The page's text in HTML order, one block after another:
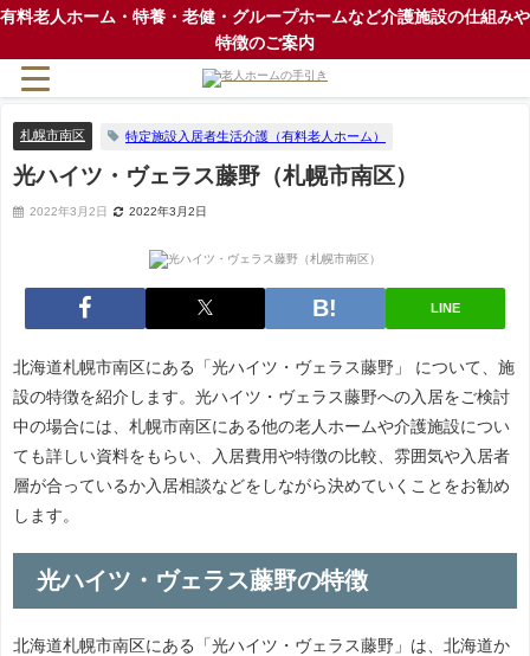
有料老人ホーム・特養・老健・グループホームなど介護施設の仕組みや
特徴のご案内
札幌市南区 特定施設入居者生活介護（有料老人ホーム）
光ハイツ・ヴェラス藤野（札幌市南区）
2022年3月2日 2022年3月2日
LINE
北海道札幌市南区にある「光ハイツ・ヴェラス藤野」 について、施
設の特徴を紹介します。光ハイツ・ヴェラス藤野への入居をご検討
中の場合には、札幌市南区にある他の老人ホームや介護施設につい
ても詳しい資料をもらい、入居費用や特徴の比較、雰囲気や入居者
層が合っているか入居相談などをしながら決めていくことをお勧め
します。
光ハイツ・ヴェラス藤野の特徴
北海道札幌市南区にある「光ハイツ・ヴェラス藤野」は、北海道か